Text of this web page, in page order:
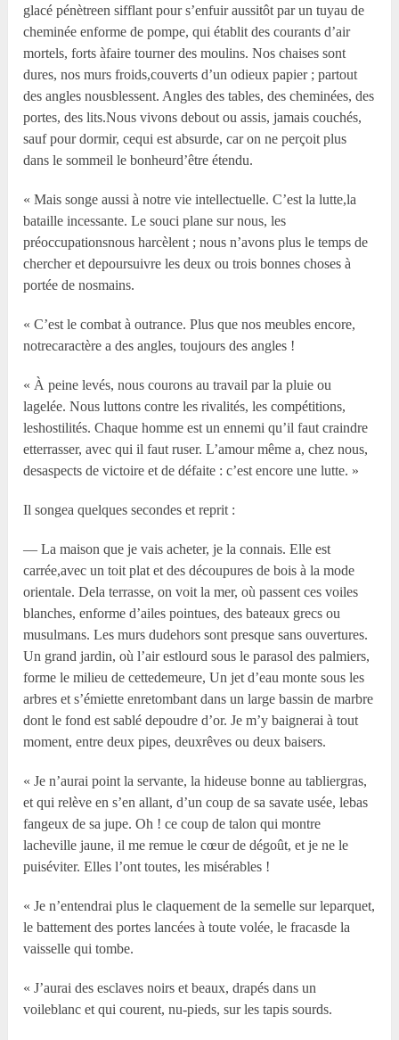
glacé pénètreen sifflant pour s’enfuir aussitôt par un tuyau de
cheminée enforme de pompe, qui établit des courants d’air
mortels, forts àfaire tourner des moulins. Nos chaises sont
dures, nos murs froids,couverts d’un odieux papier ; partout
des angles nousblessent. Angles des tables, des cheminées, des
portes, des lits.Nous vivons debout ou assis, jamais couchés,
sauf pour dormir, cequi est absurde, car on ne perçoit plus
dans le sommeil le bonheurd’être étendu.
« Mais songe aussi à notre vie intellectuelle. C’est la lutte,la
bataille incessante. Le souci plane sur nous, les
préoccupationsnous harcèlent ; nous n’avons plus le temps de
chercher et depoursuivre les deux ou trois bonnes choses à
portée de nosmains.
« C’est le combat à outrance. Plus que nos meubles encore,
notrecaractère a des angles, toujours des angles !
« À peine levés, nous courons au travail par la pluie ou
lagelée. Nous luttons contre les rivalités, les compétitions,
leshostilités. Chaque homme est un ennemi qu’il faut craindre
etterrasser, avec qui il faut ruser. L’amour même a, chez nous,
desaspects de victoire et de défaite : c’est encore une lutte. »
Il songea quelques secondes et reprit :
— La maison que je vais acheter, je la connais. Elle est
carrée,avec un toit plat et des découpures de bois à la mode
orientale. Dela terrasse, on voit la mer, où passent ces voiles
blanches, enforme d’ailes pointues, des bateaux grecs ou
musulmans. Les murs dudehors sont presque sans ouvertures.
Un grand jardin, où l’air estlourd sous le parasol des palmiers,
forme le milieu de cettedemeure, Un jet d’eau monte sous les
arbres et s’émiette enretombant dans un large bassin de marbre
dont le fond est sablé depoudre d’or. Je m’y baignerai à tout
moment, entre deux pipes, deuxrêves ou deux baisers.
« Je n’aurai point la servante, la hideuse bonne au tabliergras,
et qui relève en s’en allant, d’un coup de sa savate usée, lebas
fangeux de sa jupe. Oh ! ce coup de talon qui montre
lacheville jaune, il me remue le cœur de dégoût, et je ne le
puiséviter. Elles l’ont toutes, les misérables !
« Je n’entendrai plus le claquement de la semelle sur leparquet,
le battement des portes lancées à toute volée, le fracasde la
vaisselle qui tombe.
« J’aurai des esclaves noirs et beaux, drapés dans un
voileblanc et qui courent, nu-pieds, sur les tapis sourds.